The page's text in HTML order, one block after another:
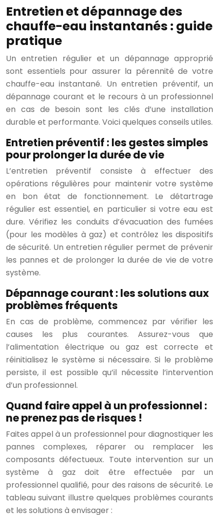
Entretien et dépannage des
chauffe-eau instantanés : guide
pratique
Un entretien régulier et un dépannage approprié
sont essentiels pour assurer la pérennité de votre
chauffe-eau instantané. Un entretien préventif, un
dépannage courant et le recours à un professionnel
en cas de besoin sont les clés d’une installation
durable et performante. Voici quelques conseils utiles.
Entretien préventif : les gestes simples
pour prolonger la durée de vie
L’entretien préventif consiste à effectuer des
opérations régulières pour maintenir votre système
en bon état de fonctionnement. Le détartrage
régulier est essentiel, en particulier si votre eau est
dure. Vérifiez les conduits d’évacuation des fumées
(pour les modèles à gaz) et contrôlez les dispositifs
de sécurité. Un entretien régulier permet de prévenir
les pannes et de prolonger la durée de vie de votre
système.
Dépannage courant : les solutions aux
problèmes fréquents
En cas de problème, commencez par vérifier les
causes les plus courantes. Assurez-vous que
l’alimentation électrique ou gaz est correcte et
réinitialisez le système si nécessaire. Si le problème
persiste, il est possible qu’il nécessite l’intervention
d’un professionnel.
Quand faire appel à un professionnel :
ne prenez pas de risques !
Faites appel à un professionnel pour diagnostiquer les
pannes complexes, réparer ou remplacer les
composants défectueux. Toute intervention sur un
système à gaz doit être effectuée par un
professionnel qualifié, pour des raisons de sécurité. Le
tableau suivant illustre quelques problèmes courants
et les solutions à envisager :